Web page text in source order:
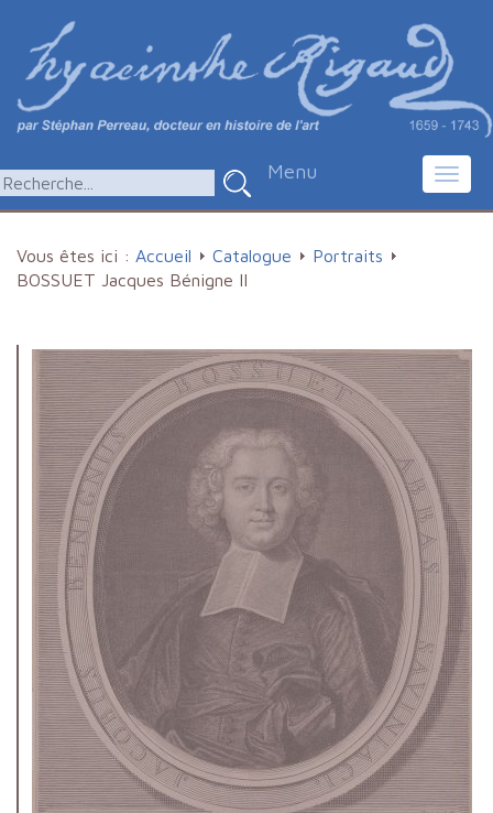
Menu
Vous êtes ici : Accueil Catalogue
Portraits
BOSSUET Jacques Bénigne II